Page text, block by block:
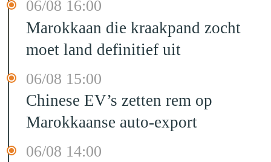
06/08 16:00
Marokkaan die kraakpand zocht
moet land definitief uit
06/08 15:00
Chinese EV’s zetten rem op
Marokkaanse auto-export
06/08 14:00